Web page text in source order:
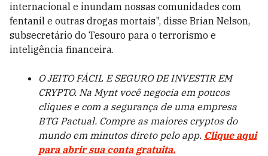
internacional e inundam nossas comunidades com
fentanil e outras drogas mortais", disse Brian Nelson,
subsecretário do Tesouro para o terrorismo e
inteligência financeira.
O JEITO FÁCIL E SEGURO DE INVESTIR EM
CRYPTO. Na Mynt você negocia em poucos
cliques e com a segurança de uma empresa
BTG Pactual. Compre as maiores cryptos do
mundo em minutos direto pelo app. Clique aqui
para abrir sua conta gratuita.